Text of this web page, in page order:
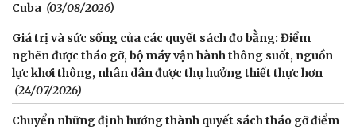
Cuba (03/08/2026)
Giá trị và sức sống của các quyết sách đo bằng: Điểm
nghẽn được tháo gỡ, bộ máy vận hành thông suốt, nguồn
lực khơi thông, nhân dân được thụ hưởng thiết thực hơn
(24/07/2026)
Chuyển những định hướng thành quyết sách tháo gỡ điểm